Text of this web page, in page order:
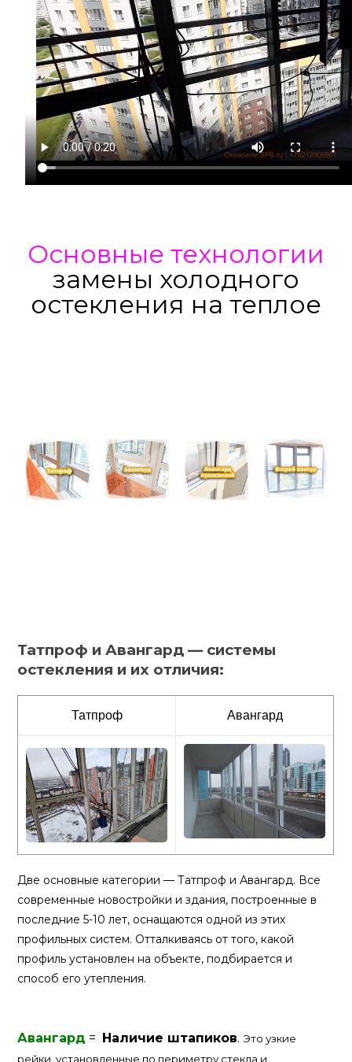
Основные технологии
замены холодного
остекления на теплое
Татпроф и Авангард — системы
остекления и их отличия:
Татпроф Авангард
Две основные категории — Татпроф и Авангард. Все
современные новостройки и здания, построенные в
последние 5-10 лет, оснащаются одной из этих
профильных систем. Отталкиваясь от того, какой
профиль установлен на объекте, подбирается и
способ его утепления.
Авангард = Наличие штапиков. Это узкие
рейки, установленные по периметру стекла и